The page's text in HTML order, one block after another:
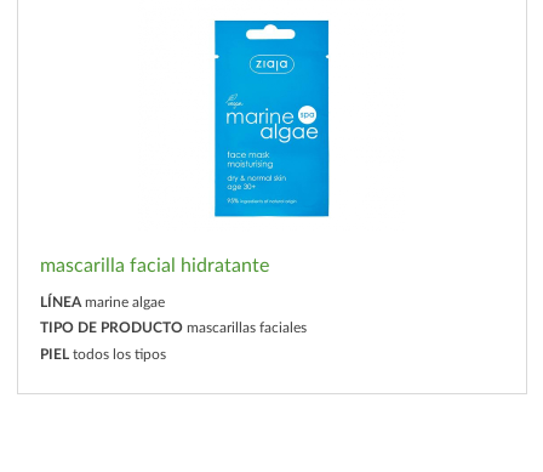
mascarilla facial hidratante
LÍNEA marine algae
TIPO DE PRODUCTO mascarillas faciales
PIEL todos los tipos